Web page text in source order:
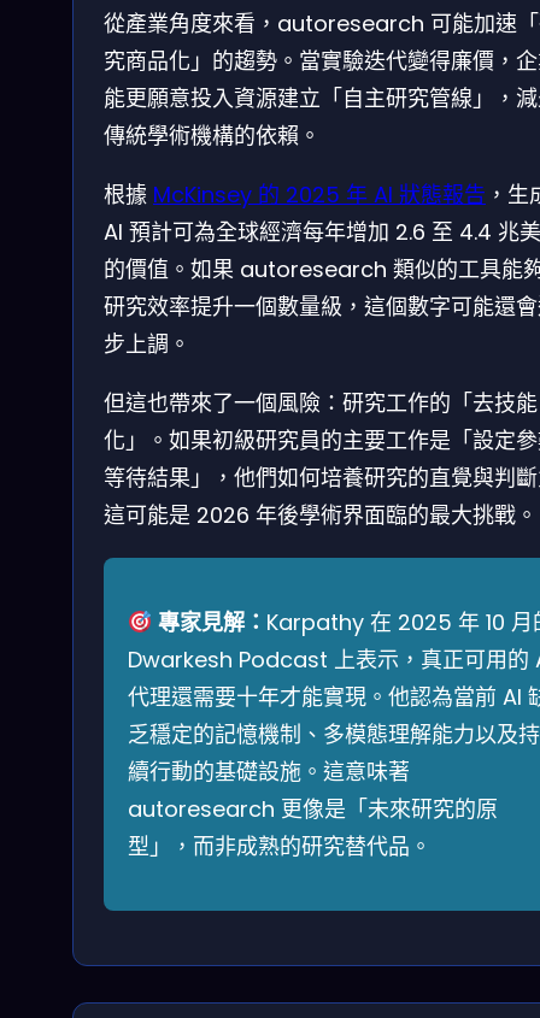
從產業角度來看，autoresearch 可能加速
究商品化」的趨勢。當實驗迭代變得廉價，
能更願意投入資源建立「自主研究管線」，
傳統學術機構的依賴。
根據 McKinsey 的 2025 年 AI 狀態報告 ，生
AI 預計可為全球經濟每年增加 2.6 至 4.4 兆
的價值。如果 autoresearch 類似的工具能
研究效率提升一個數量級，這個數字可能還
步上調。
但這也帶來了一個風險：研究工作的「去技能
化」。如果初級研究員的主要工作是「設定
等待結果」，他們如何培養研究的直覺與判
這可能是 2026 年後學術界面臨的最大挑戰。
專家見解： Karpathy 在 2025 年 10 月
Dwarkesh Podcast 上表示，真正可用的
代理還需要十年才能實現。他認為當前 AI
乏穩定的記憶機制、多模態理解能力以及持
續行動的基礎設施。這意味著
autoresearch 更像是「未來研究的原
型」，而非成熟的研究替代品。